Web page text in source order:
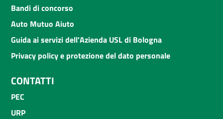
Bandi di concorso
Auto Mutuo Aiuto
Guida ai servizi dell'Azienda USL di Bologna
Privacy policy e protezione del dato personale
CONTATTI
PEC
URP